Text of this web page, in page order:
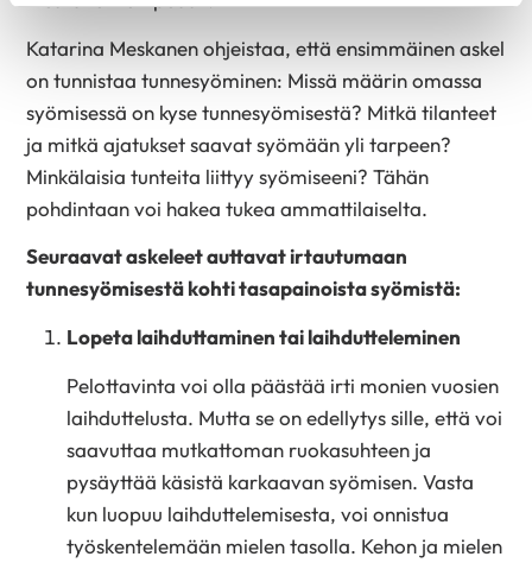
Katarina Meskanen ohjeistaa, että ensimmäinen askel
on tunnistaa tunnesyöminen: Missä määrin omassa
syömisessä on kyse tunnesyömisestä? Mitkä tilanteet
ja mitkä ajatukset saavat syömään yli tarpeen?
Minkälaisia tunteita liittyy syömiseeni? Tähän
pohdintaan voi hakea tukea ammattilaiselta.
Seuraavat askeleet auttavat irtautumaan
tunnesyömisestä kohti tasapainoista syömistä:
Lopeta laihduttaminen tai laihdutteleminen
Pelottavinta voi olla päästää irti monien vuosien
laihduttelusta. Mutta se on edellytys sille, että voi
saavuttaa mutkattoman ruokasuhteen ja
pysäyttää käsistä karkaavan syömisen. Vasta
kun luopuu laihduttelemisesta, voi onnistua
työskentelemään mielen tasolla. Kehon ja mielen